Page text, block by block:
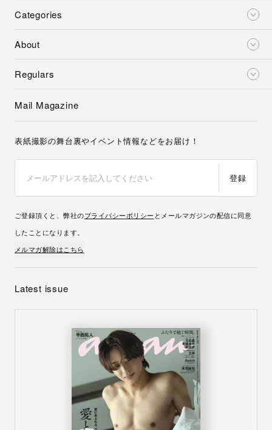
Categories
About
Regulars
Mail Magazine
表紙撮影の舞台裏やイベント情報などをお届け！
登録
ご登録頂くと、弊社のプライバシーポリシー とメールマガジンの配信に同意
したことになります。
メルマガ解除はこちら
Latest issue